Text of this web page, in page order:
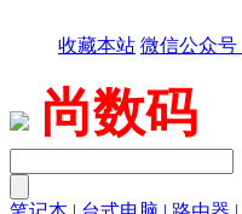
收藏本站 微信公众号
尚数码